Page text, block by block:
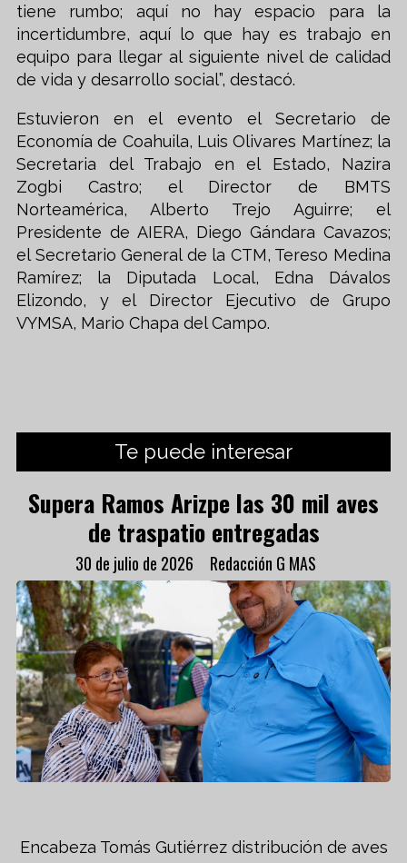
tiene rumbo; aquí no hay espacio para la
incertidumbre, aquí lo que hay es trabajo en
equipo para llegar al siguiente nivel de calidad
de vida y desarrollo social”, destacó.
Estuvieron en el evento el Secretario de
Economía de Coahuila, Luis Olivares Martínez; la
Secretaria del Trabajo en el Estado, Nazira
Zogbi Castro; el Director de BMTS
Norteamérica, Alberto Trejo Aguirre; el
Presidente de AIERA, Diego Gándara Cavazos;
el Secretario General de la CTM, Tereso Medina
Ramírez; la Diputada Local, Edna Dávalos
Elizondo, y el Director Ejecutivo de Grupo
VYMSA, Mario Chapa del Campo.
Te puede interesar
Supera Ramos Arizpe las 30 mil aves
de traspatio entregadas
Redacción G MAS
30 de julio de 2026
Encabeza Tomás Gutiérrez distribución de aves